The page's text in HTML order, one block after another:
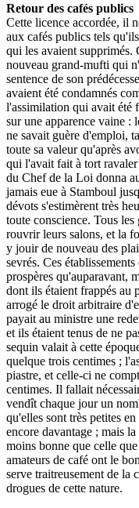
Retour des cafés publics
Cette licence accordée, il
aux cafés publics tels
qui les avaient
nouveau grand-mufti qui
sentence de son
avaient été condamnés
l'assimilation qui avait été
sur une apparence vaine :
ne savait guère d'emploi,
toute sa valeur qu'après
qui l'avait fait à tort
du Chef de la Loi donna
jamais eue à Stamboul
dévots s'estimèrent très
toute conscience. Tous les
rouvrir leurs salons, et la
y jouir de nouveau des
sevrés. Ces
prospères qu'auparavant,
dont ils étaient frappés au
arrogé le droit arbitraire
payait au ministre une
et ils étaient tenus de ne
sequin valait à cette
quelque trois centimes ;
piastre, et celle-ci ne
centimes. Il fallait
vendît chaque jour un
qu'elles sont très petites
encore davantage ; mais
moins bonne que celle
amateurs de café ont le
serve traitreusement de la
drogues de cette nature.